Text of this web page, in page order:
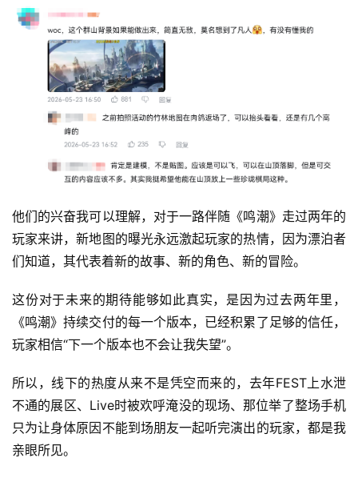
他们的兴奋我可以理解，对于一路伴随《鸣潮》走过两年的
玩家来讲，新地图的曝光永远激起玩家的热情，因为漂泊者
们知道，其代表着新的故事、新的角色、新的冒险。
这份对于未来的期待能够如此真实，是因为过去两年里，
《鸣潮》持续交付的每一个版本，已经积累了足够的信任，
玩家相信“下一个版本也不会让我失望”。
所以，线下的热度从来不是凭空而来的，去年FEST上水泄
不通的展区、Live时被欢呼淹没的现场、那位举了整场手机
只为让身体原因不能到场朋友一起听完演出的玩家，都是我
亲眼所见。